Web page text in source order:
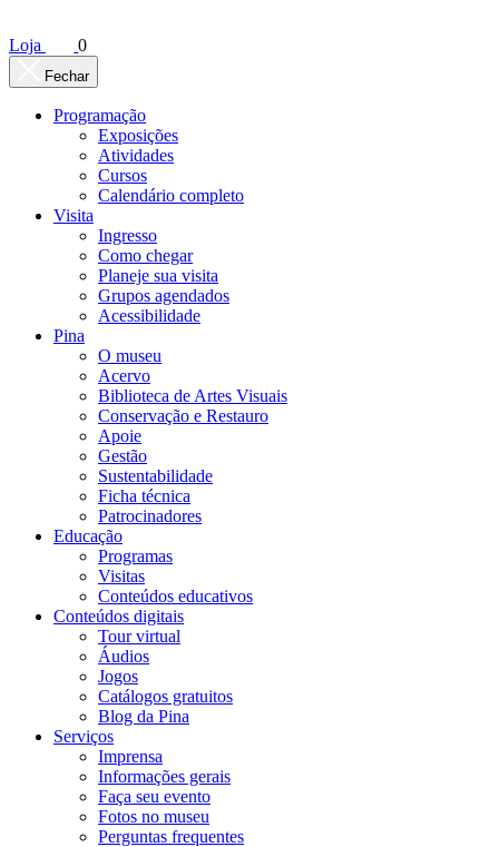
Loja 0
Fechar
Programação
Exposições
Atividades
Cursos
Calendário completo
Visita
Ingresso
Como chegar
Planeje sua visita
Grupos agendados
Acessibilidade
Pina
O museu
Acervo
Biblioteca de Artes Visuais
Conservação e Restauro
Apoie
Gestão
Sustentabilidade
Ficha técnica
Patrocinadores
Educação
Programas
Visitas
Conteúdos educativos​
Conteúdos digitais
Tour virtual
Áudios
Jogos
Catálogos gratuitos
Blog da Pina
Serviços
Imprensa
Informações gerais
Faça seu evento
Fotos no museu
Perguntas frequentes